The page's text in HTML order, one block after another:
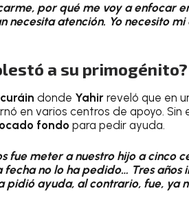
por qué me voy a enfocar
necesita atención. Yo necesito
a su primogénito?
donde Yahir reveló que en
en varios centros de apoyo. Sin
fondo para pedir ayuda.
fue meter a nuestro hijo a cinco
no lo ha pedido… Tres años
pidió ayuda, al contrario, fue, ya